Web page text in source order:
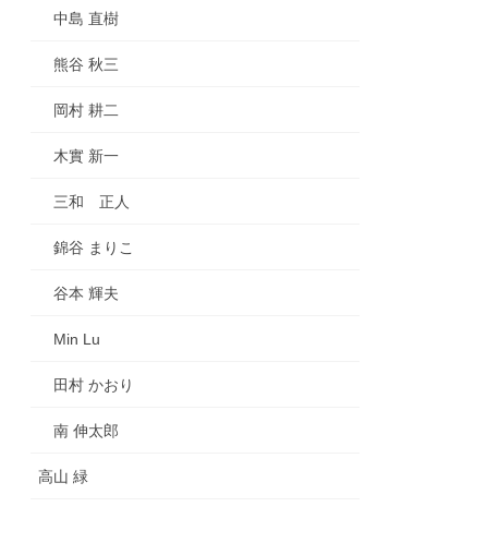
中島 直樹
熊谷 秋三
岡村 耕二
木實 新一
三和 正人
錦谷 まりこ
谷本 輝夫
Min Lu
田村 かおり
南 伸太郎
高山 緑